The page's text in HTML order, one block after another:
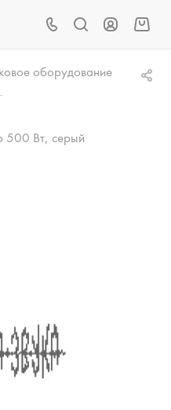
оборудование
Вт, серый